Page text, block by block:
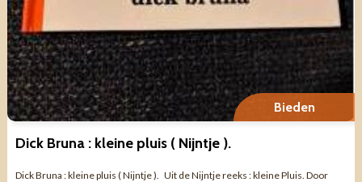
Bieden
Dick Bruna : kleine pluis ( Nijntje ).
Dick Bruna : kleine pluis ( Nijntje ). Uit de Nijntje reeks : kleine Pluis. Door